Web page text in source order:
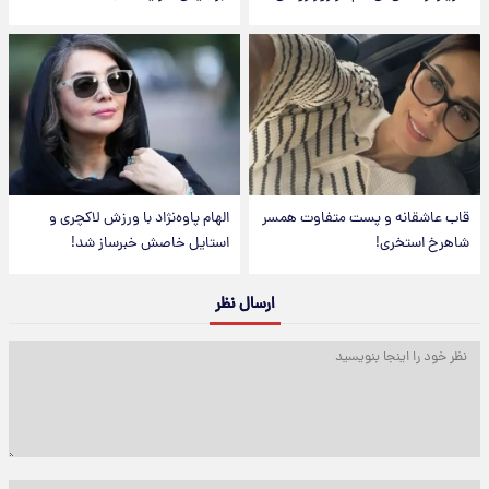
قاب عاشقانه و پست متفاوت همسر
شاهرخ استخری!
الهام پاوه‌نژاد با ورزش لاکچری و
استایل خاصش خبرساز شد!
ارسال نظر